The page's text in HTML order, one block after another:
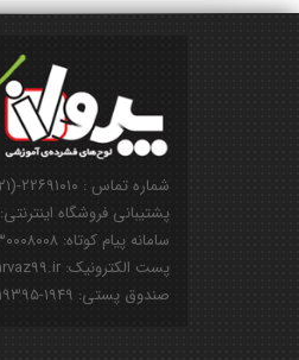
شماره تماس : ۲۲۶۹۱۰۱۰-(۰۲۱)
پشتیبانی فروشگاه اینترنتی: ۰۹۱۲۸۵۰۱۱۲۵
سامانه پیام کوتاه: ۳۰۰۰۸۰۰۸
پست الکترونیک: info@parvaz99.ir
صندوق پستی: ۱۹۴۹-۱۹۳۹۵